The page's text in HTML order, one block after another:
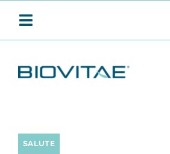
Toggle
SANIFICAZIONE CONTINUA
SALUTE